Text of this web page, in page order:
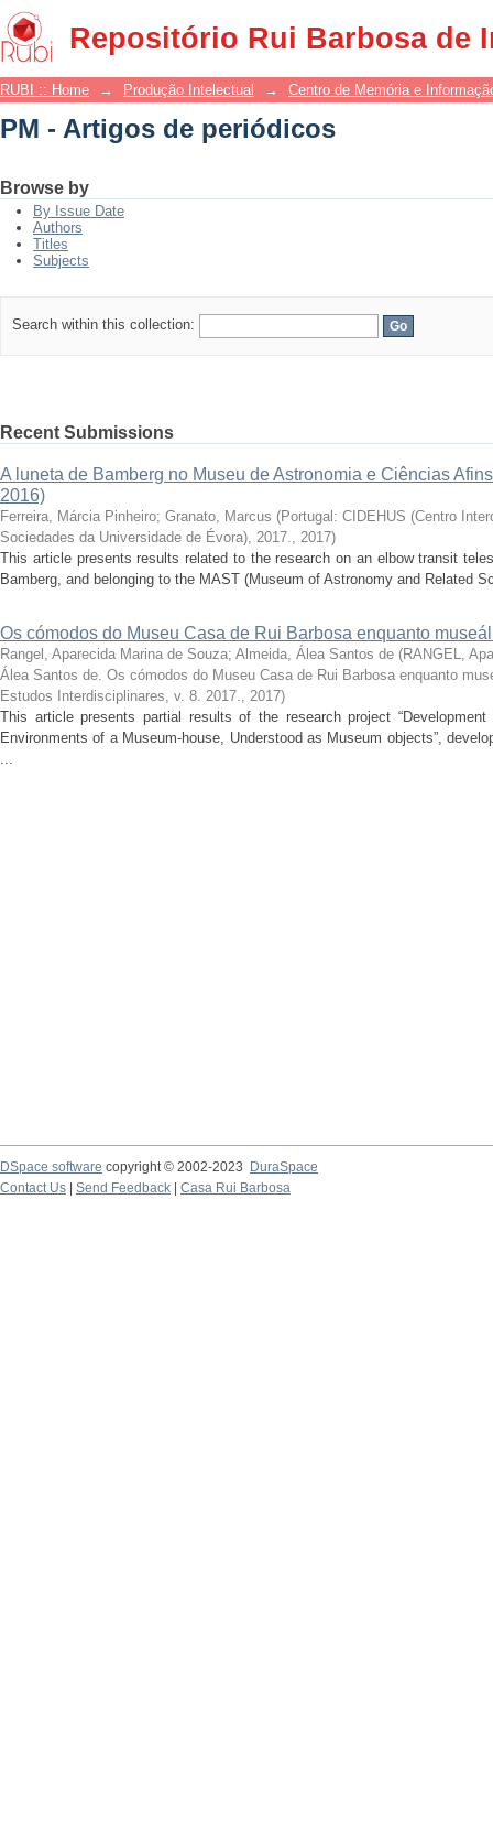
Repositório Rui Barbosa de
PM - Artigos de periódicos
RUBI :: Home → Produção Intelectual → Centro de Memória e
PM - Artigos de periódicos
Browse by
By Issue Date
Authors
Titles
Subjects
Search within this collection:
Recent Submissions
A luneta de Bamberg no Museu de Astronomia e Ciências
2016)
Ferreira, Márcia Pinheiro; Granato, Marcus (Portugal: CIDEHUS (Centro
Sociedades da Universidade de Évora), 2017., 2017)
This article presents results related to the research on an elbow transit
Bamberg, and belonging to the MAST (Museum of Astronomy and Related
Os cómodos do Museu Casa de Rui Barbosa enquanto
Rangel, Aparecida Marina de Souza; Almeida, Álea Santos de (RANGEL,
Álea Santos de. Os cómodos do Museu Casa de Rui Barbosa enquanto
Estudos Interdisciplinares, v. 8. 2017., 2017)
This article presents partial results of the research project
Environments of a Museum-house, Understood as Museum objects”,
...
DSpace software copyright © 2002-2023
DuraSpace
Contact Us
Send Feedback Casa Rui Barbosa